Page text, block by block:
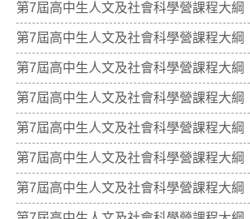
第7屆高中生人文及社會科學營課程大綱
第7屆高中生人文及社會科學營課程大綱
第7屆高中生人文及社會科學營課程大綱
第7屆高中生人文及社會科學營課程大綱
第7屆高中生人文及社會科學營課程大綱
第7屆高中生人文及社會科學營課程大綱
第7屆高中生人文及社會科學營課程大綱